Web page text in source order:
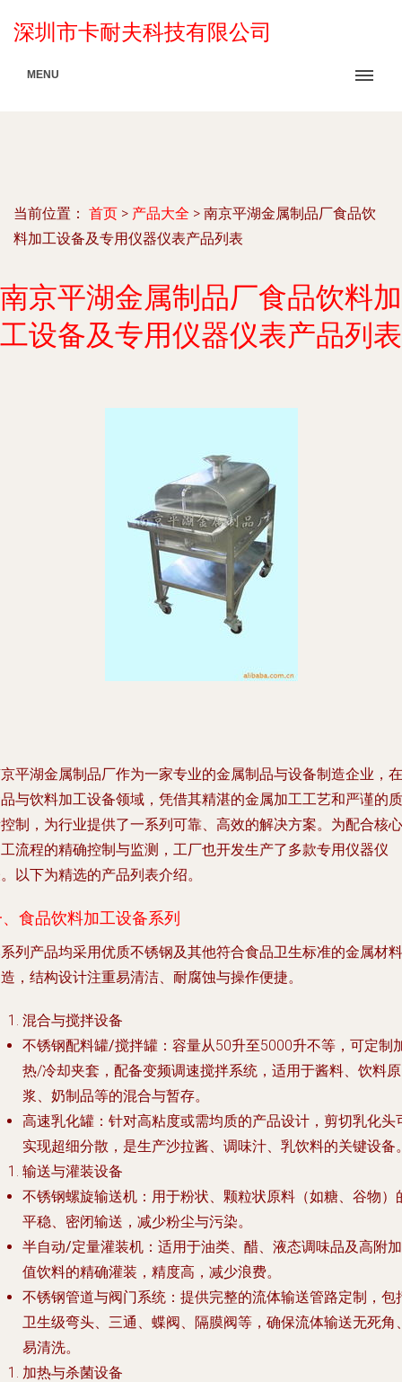
深圳市卡耐夫科技有限公司
MENU
当前位置： 首页 > 产品大全 > 南京平湖金属制品厂食品饮
料加工设备及专用仪器仪表产品列表
南京平湖金属制品厂食品饮料加
工设备及专用仪器仪表产品列表
平湖金属制品厂作为一家专业的金属制品与设备制造企业，在
与饮料加工设备领域，凭借其精湛的金属加工工艺和严谨的质
制，为行业提供了一系列可靠、高效的解决方案。为配合核心
流程的精确控制与监测，工厂也开发生产了多款专用仪器仪
以下为精选的产品列表介绍。
食品饮料加工设备系列
列产品均采用优质不锈钢及其他符合食品卫生标准的金属材料
，结构设计注重易清洁、耐腐蚀与操作便捷。
混合与搅拌设备
不锈钢配料罐/搅拌罐 ：容量从50升至5000升不等，可定制
热/冷却夹套，配备变频调速搅拌系统，适用于酱料、饮料原
浆、奶制品等的混合与暂存。
高速乳化罐 ：针对高粘度或需均质的产品设计，剪切乳化头
实现超细分散，是生产沙拉酱、调味汁、乳饮料的关键设备
输送与灌装设备
不锈钢螺旋输送机 ：用于粉状、颗粒状原料（如糖、谷物）
平稳、密闭输送，减少粉尘与污染。
半自动/定量灌装机 ：适用于油类、醋、液态调味品及高附加
值饮料的精确灌装，精度高，减少浪费。
不锈钢管道与阀门系统 ：提供完整的流体输送管路定制，包
卫生级弯头、三通、蝶阀、隔膜阀等，确保流体输送无死角
易清洗。
加热与杀菌设备